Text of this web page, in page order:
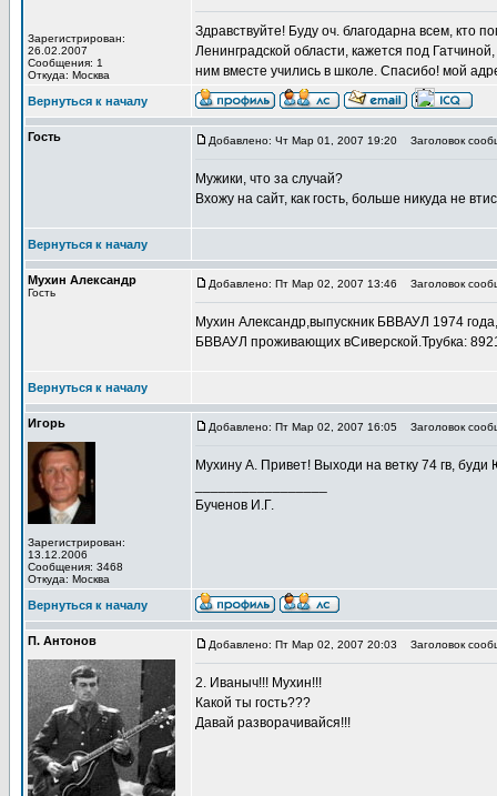
Зарегистрирован:
26.02.2007
Сообщения: 1
Откуда: Москва
Здравствуйте! Буду оч. благодарна всем, кто
Ленинградской области, кажется под
ним вместе учились в школе. Спасибо! мой
Вернуться к началу
Гость Добавлено: Чт Мар 01, 2007 19:20 Заголовок
Мужики, что за случай?
Вхожу на сайт, как гость, больше никуда не
Вернуться к началу
Мухин Александр
Гость
Добавлено: Пт Мар 02, 2007 13:46 Заголовок
Мухин Александр,выпускник БВВАУЛ 1974
БВВАУЛ проживающих вСиверской.Трубка:
Вернуться к началу
Игорь
Зарегистрирован:
13.12.2006
Сообщения: 3468
Откуда: Москва
Добавлено: Пт Мар 02, 2007 16:05 Заголовок
Мухину А. Привет! Выходи на ветку 74 гв,
Бученов И.Г.
Вернуться к началу
П. Антонов Добавлено: Пт Мар 02, 2007 20:03 Заголовок
2. Иваныч!!! Мухин!!!
Какой ты гость???
Давай разворачивайся!!!